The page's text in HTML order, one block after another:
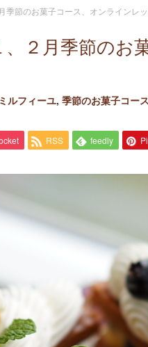
季節のお菓子コース、オンラインレッ
２月季節のお
ミルフィーユ, 季節のお菓子コース
RSS feedly